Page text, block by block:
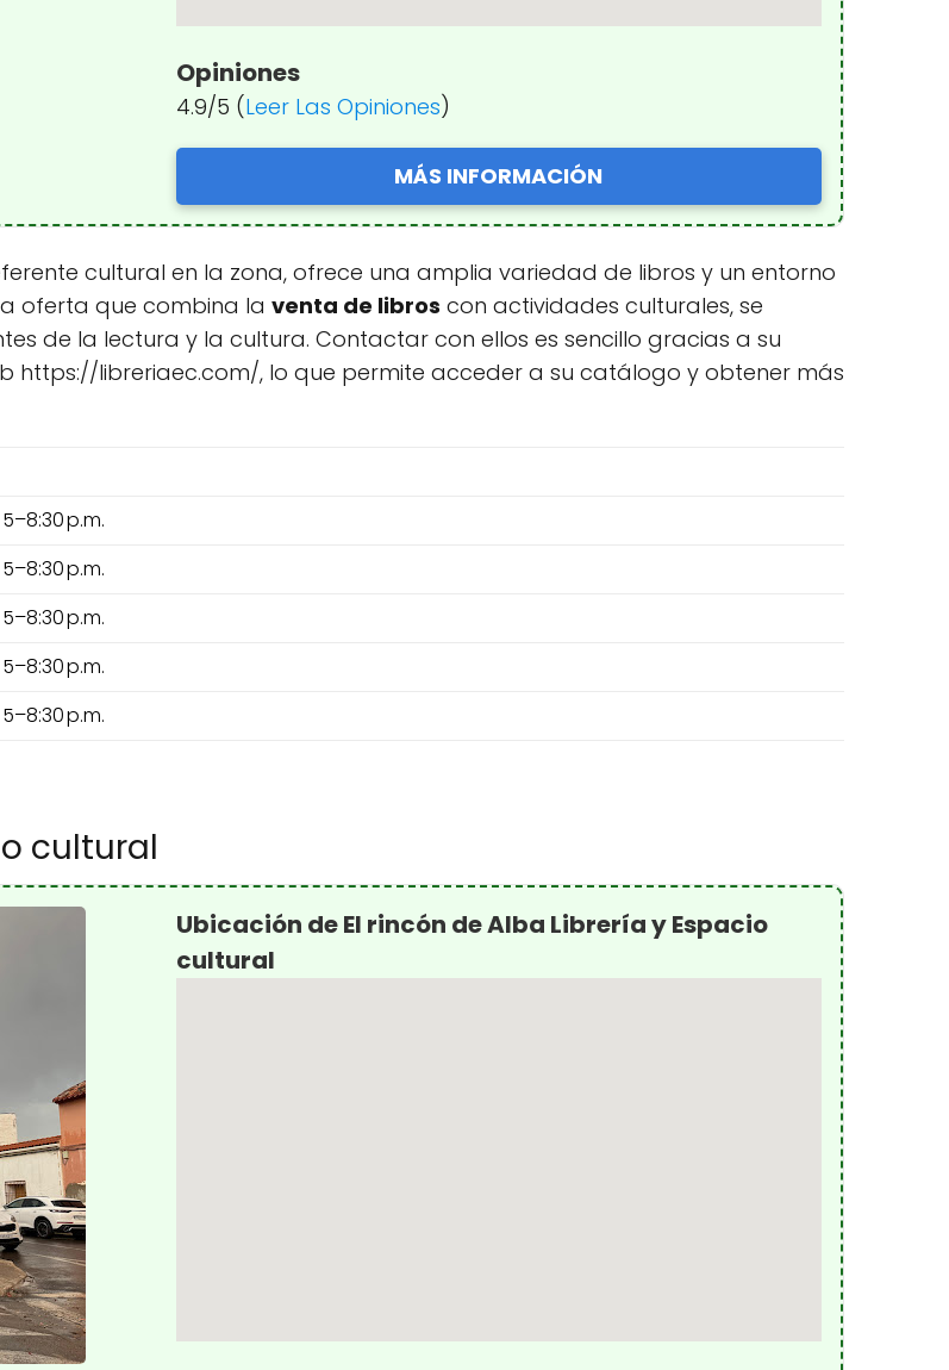
Opiniones
4.9/5 (Leer Las Opiniones)
MÁS INFORMACIÓN
cultural en la zona, ofrece una amplia variedad de libros y un entorno
oferta que combina la venta de libros con actividades culturales, se
de la lectura y la cultura. Contactar con ellos es sencillo gracias a su
https://libreriaec.com/, lo que permite acceder a su catálogo y obtener más
p.m.
p.m.
p.m.
p.m.
p.m.
cultural
Ubicación de El rincón de Alba Librería y Espacio
cultural